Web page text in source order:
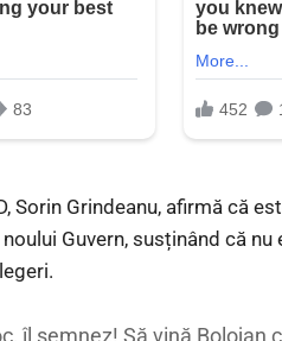
Sorin Grindeanu, afirmă că
Guvern, susținând că
îl semnez! Să vină Bolojan